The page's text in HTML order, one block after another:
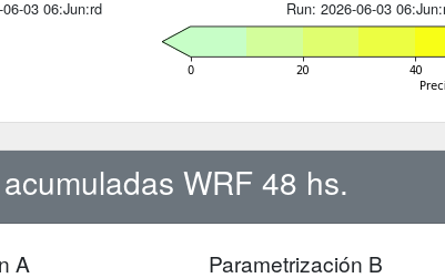
03 06:Jun:rd Run: 2026-06-03
WRF 48 hs.
A Parametrización B